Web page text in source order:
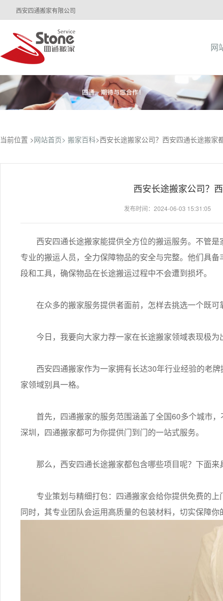
西安四通搬家有限公司
网
当前位置 >网站首页> 搬家百科>西安长途搬家公司？西安四通长途搬家
西安长途搬家公司？
发布时间：2024-06-03 15:31:05
西安四通长途搬家能提供全方位的搬运服务。不管是
专业的搬运人员，全力保障物品的安全与完整。他们具
段和工具，确保物品在长途搬运过程中不会遭到损坏。
在众多的搬家服务提供者面前，怎样去挑选一个既可
今日，我要向大家力荐一家在长途搬家领域表现极
西安四通搬家作为一家拥有长达30年行业经验的老牌
家领域别具一格。
首先，四通搬家的服务范围涵盖了全国60多个城市，
深圳，四通搬家都可为你提供门到门的一站式服务。
那么，西安四通长途搬家都包含哪些项目呢？下面来
专业策划与精细打包：四通搬家会给你提供免费的上
同时，其专业团队会运用高质量的包装材料，切实保障